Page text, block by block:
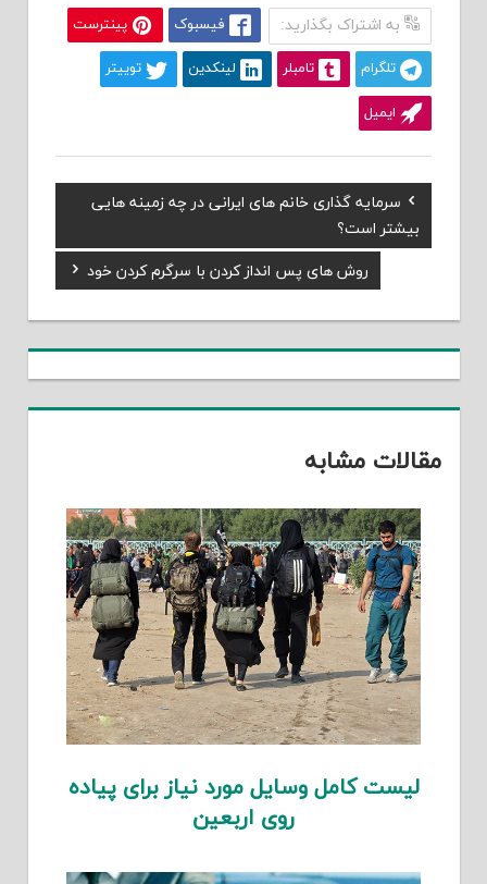
به اشتراک بگذارید: فیسبوک پینترست
تلگرام تامبلر لینکدین توییتر
ایمیل
راهبری
نوشته
Previous
Post:
سرمایه گذاری خانم های ایرانی در چه زمینه هایی
بیشتر است؟
Next
Post:
روش های پس انداز کردن با سرگرم کردن خود
مقالات مشابه
لیست کامل وسایل مورد نیاز برای پیاده
روی اربعین